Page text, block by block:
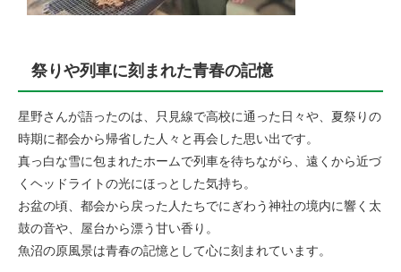
祭りや列車に刻まれた青春の記憶
星野さんが語ったのは、只見線で高校に通った日々や、夏祭りの
時期に都会から帰省した人々と再会した思い出です。
真っ白な雪に包まれたホームで列車を待ちながら、遠くから近づ
くヘッドライトの光にほっとした気持ち。
お盆の頃、都会から戻った人たちでにぎわう神社の境内に響く太
鼓の音や、屋台から漂う甘い香り。
魚沼の原風景は青春の記憶として心に刻まれています。